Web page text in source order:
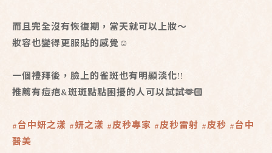
而且完全沒有恢復期，當天就可以上妝～
妝容也變得更服貼的感覺☺️
一個禮拜後，臉上的雀斑也有明顯淡化!!
推薦有痘疤&斑斑點點困擾的人可以試試🫶🏻
#台中妍之漾 #妍之漾 #皮秒專家 #皮秒雷射 #皮秒 #台中
醫美